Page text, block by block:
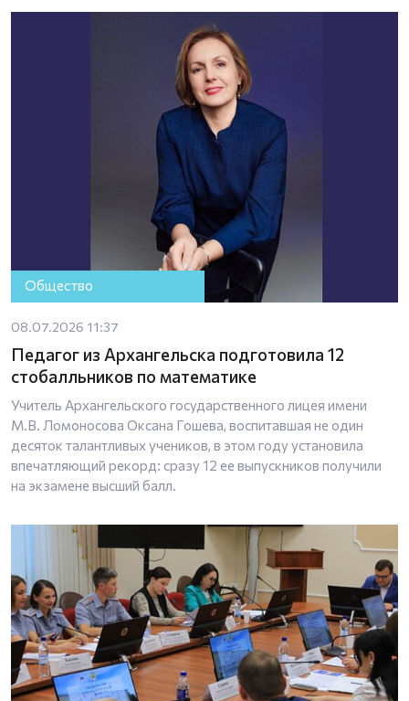
Общество
08.07.2026 11:37
Педагог из Архангельска подготовила 12
стобалльников по математике
Учитель Архангельского государственного лицея имени
М.В. Ломоносова Оксана Гошева, воспитавшая не один
десяток талантливых учеников, в этом году установила
впечатляющий рекорд: сразу 12 ее выпускников получили
на экзамене высший балл.